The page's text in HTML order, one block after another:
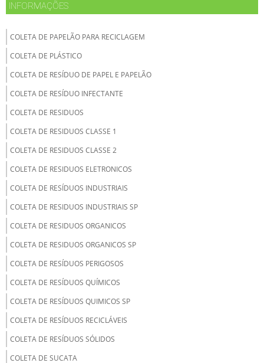
INFORMAÇÕES
COLETA DE PAPELÃO PARA RECICLAGEM
COLETA DE PLÁSTICO
COLETA DE RESÍDUO DE PAPEL E PAPELÃO
COLETA DE RESÍDUO INFECTANTE
COLETA DE RESIDUOS
COLETA DE RESIDUOS CLASSE 1
COLETA DE RESIDUOS CLASSE 2
COLETA DE RESIDUOS ELETRONICOS
COLETA DE RESÍDUOS INDUSTRIAIS
COLETA DE RESIDUOS INDUSTRIAIS SP
COLETA DE RESIDUOS ORGANICOS
COLETA DE RESIDUOS ORGANICOS SP
COLETA DE RESÍDUOS PERIGOSOS
COLETA DE RESÍDUOS QUÍMICOS
COLETA DE RESÍDUOS QUIMICOS SP
COLETA DE RESÍDUOS RECICLÁVEIS
COLETA DE RESÍDUOS SÓLIDOS
COLETA DE SUCATA